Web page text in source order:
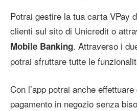
Potrai gestire la tua carta VPay
clienti sul sito di Unicredit o
Mobile Banking. Attraverso i
potrai sfruttare tutte le
Con l’app potrai anche
pagamento in negozio senza